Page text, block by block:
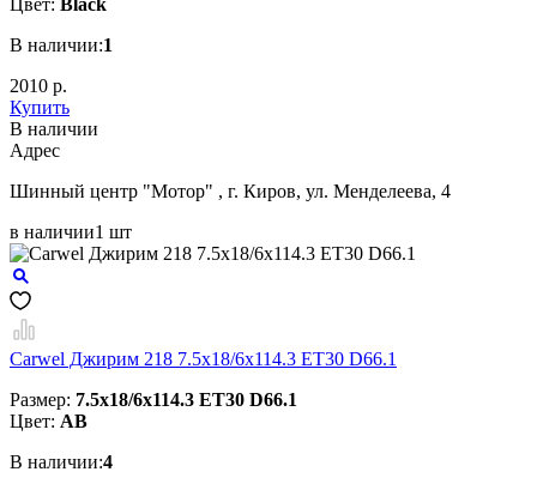
В наличии:1
2010 р.
Купить
В наличии
Aдрес
Шинный центр "Мотор" , г. Киров, ул. Менделеева, 4
в наличии1 шт
Carwel Джирим 218 7.5x18/6x114.3 ET30 D66.1
Размер: 7.5x18/6x114.3 ET30 D66.1
Цвет: AB
В наличии:4